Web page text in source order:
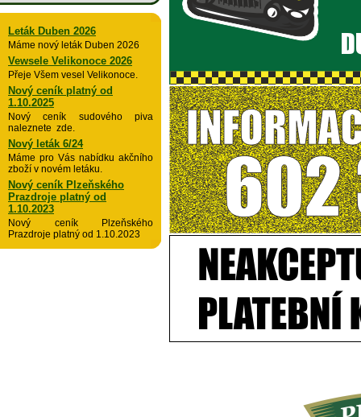
Leták Duben 2026
Máme nový leták Duben 2026
Vewsele Velikonoce 2026
Přeje Všem vesel Velikonoce.
Nový ceník platný od
1.10.2025
Nový ceník sudového piva
naleznete zde.
Nový leták 6/24
Máme pro Vás nabídku akčního
zboží v novém letáku.
Nový ceník Plzeňského
Prazdroje platný od
1.10.2023
Nový ceník Plzeňského
Prazdroje platný od 1.10.2023